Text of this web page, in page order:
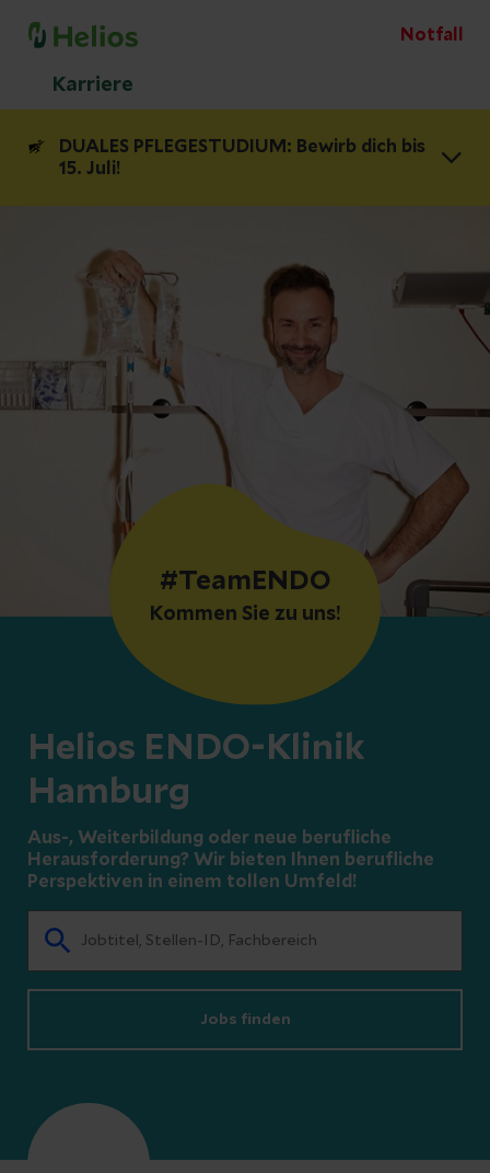
Notfall
Karriere
DUALES PFLEGESTUDIUM: Bewirb dich bis
15. Juli!
Helios ENDO-Klinik
Hamburg
Aus-, Weiterbildung oder neue berufliche
Herausforderung? Wir bieten Ihnen berufliche
Perspektiven in einem tollen Umfeld!
Jobs finden
#TeamENDO
Kommen Sie zu uns!